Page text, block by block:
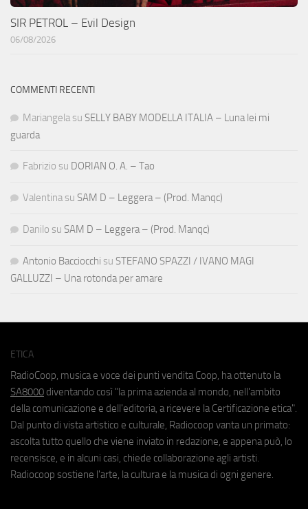
SIR PETROL – Evil Design
06/08/2026
COMMENTI RECENTI
Mariangela su SELLY BABY MODELLA ITALIA – Luna lei mi
guarda
Fabrizio su DORIAN O. A. – Tao
Valentina su SAM D – Leggera – (Prod. Manqc)
Danilo su SAM D – Leggera – (Prod. Manqc)
Antonio Bacciocchi su STEFANO SPAZZI / IVANO MAGI
GALLUZZI – Una rotonda per amare
ETICA
RadioCoop, musica e voce dei punti vendita Coop, ha ottenuto la
SA8000 diventando così "la prima azienda al mondo, nell'ambito
della comunicazione e dell'editoria, a ricevere la Certificazione etica".
Dal punto di vista artistico e culturale, Radiocoop vanta un primato:
ascolta tutto quello che viene inviato in redazione, e appena può, lo
recensisce, e in alcuni casi, chiede collaborazione agli artisti.
Radiocoop sostiene l'arte, la cultura e la musica di ogni genere.